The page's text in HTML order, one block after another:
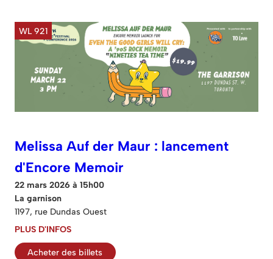
WL 921
Melissa Auf der Maur : lancement
d'Encore Memoir
22 mars 2026 à 15h00
La garnison
1197, rue Dundas Ouest
PLUS D'INFOS
Acheter des billets